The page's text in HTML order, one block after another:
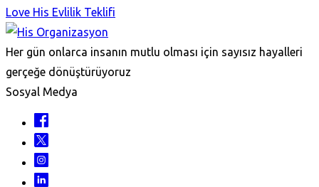
Love His Evlilik Teklifi
Her gün onlarca insanın mutlu olması için sayısız hayalleri
gerçeğe dönüştürüyoruz
Sosyal Medya